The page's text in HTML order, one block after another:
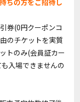
券(0円クーポンコ
のチケットを実質
トのみ(会員証カー
入場できませんの